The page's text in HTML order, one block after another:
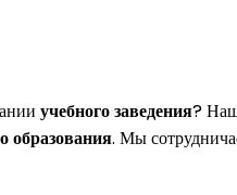
учебного заведения?
образования. Мы